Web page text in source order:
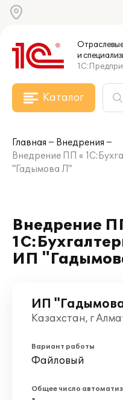
и
Каталог
Главная
Внедрения
Внедрение ПП «
"Гадымова Л"
Внедрение
ИП
ИП
Казахстан, г
Вариант работы
Файловый
Общее число